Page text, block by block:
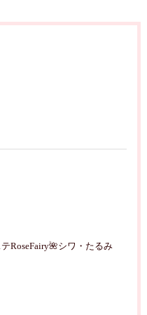
RoseFairy🌺シワ・たるみ